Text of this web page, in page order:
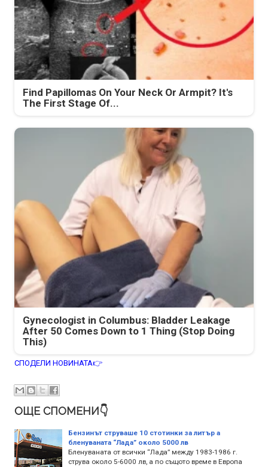
Find Papillomas On Your Neck Or Armpit? It's
The First Stage Of...
Gynecologist in Columbus: Bladder Leakage
After 50 Comes Down to 1 Thing (Stop Doing
This)
СПОДЕЛИ НОВИНАТА👉
ОЩЕ СПОМЕНИ👇
Бензинът струваше 10 стотинки за литър а
бленуваната “Лада” около 5000 лв
Бленуваната от всички “Лада” между 1983-1986 г.
струва около 5-6000 лв, а по същото време в Европа